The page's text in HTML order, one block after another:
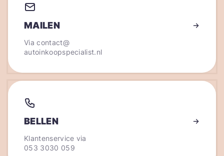
MAILEN
Viacontact@
autoinkoopspecialist.nl
BELLEN
Klantenservice via
053 3030 059